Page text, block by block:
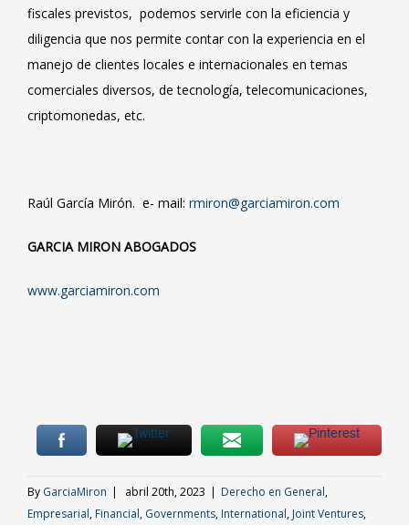
fiscales previstos, podemos servirle con la eficiencia y
diligencia que nos permite contar con la experiencia en el
manejo de clientes locales e internacionales en temas
comerciales diversos, de tecnología, telecomunicaciones,
criptomonedas, etc.
Raúl García Mirón. e- mail: rmiron@garciamiron.com
GARCIA MIRON ABOGADOS
www.garciamiron.com
By GarciaMiron | abril 20th, 2023 | Derecho en General,
Empresarial, Financial, Governments, International,Joint Ventures,